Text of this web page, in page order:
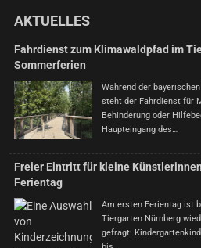
AKTUELLES
Fahrdienst zum Klimawaldpfad im
Sommerferien
Während der
steht der Fahrdienst für
Behinderung oder
Haupteingang des…
Freier Eintritt für kleine
Ferientag
Am ersten Ferientag ist
Tiergarten Nürnberg
gefragt: